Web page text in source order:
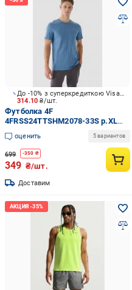
314.10₴/шт.
До -10% з суперкредиткою Visa Вигода
Футболка 4F
4FRSS24TTSHM2078-33S р.XL
голубой
оценить 5 вариантов
699 -350 ₴
349 ₴/шт.
Доставим